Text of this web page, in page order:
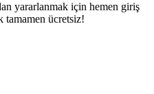
yararlanmak için hemen giriş
tamamen ücretsiz!